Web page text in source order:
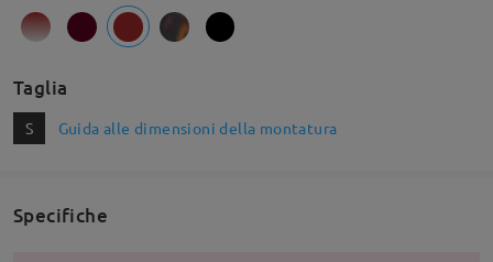
Taglia
S Guida alle dimensioni della montatura
Specifiche